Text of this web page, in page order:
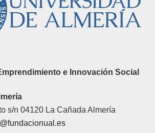
e Innovación Social
s/n 04120 La Cañada Almería